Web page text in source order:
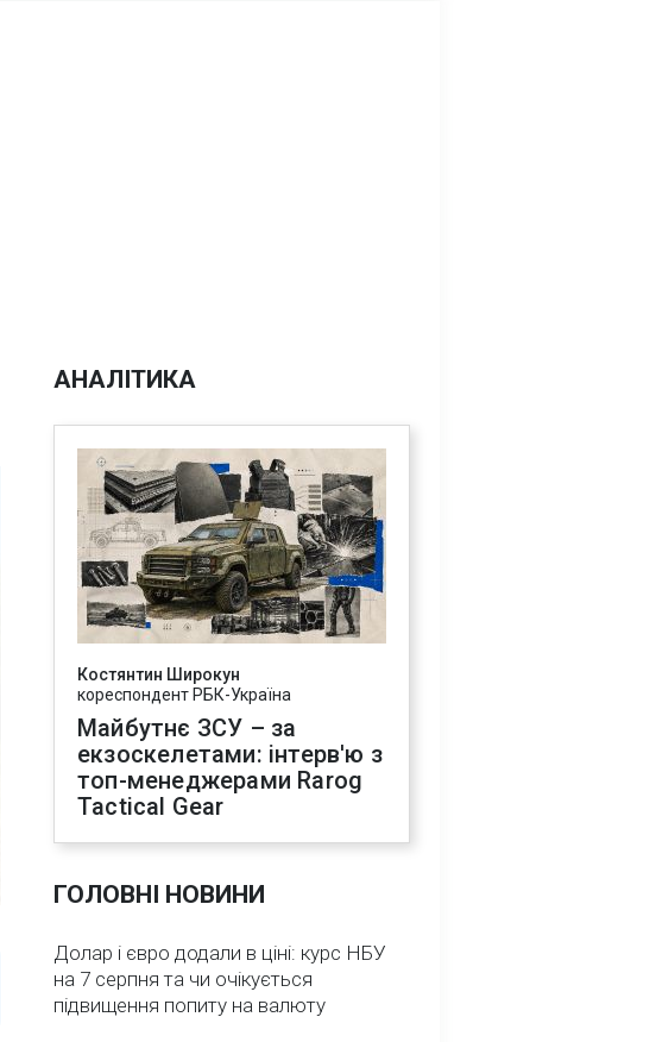
АНАЛІТИКА
Костянтин Широкун
кореспондент РБК-Україна
Майбутнє ЗСУ – за
екзоскелетами: інтерв'ю з
топ-менеджерами Rarog
Tactical Gear
ГОЛОВНІ НОВИНИ
Долар і євро додали в ціні: курс НБУ
на 7 серпня та чи очікується
підвищення попиту на валюту